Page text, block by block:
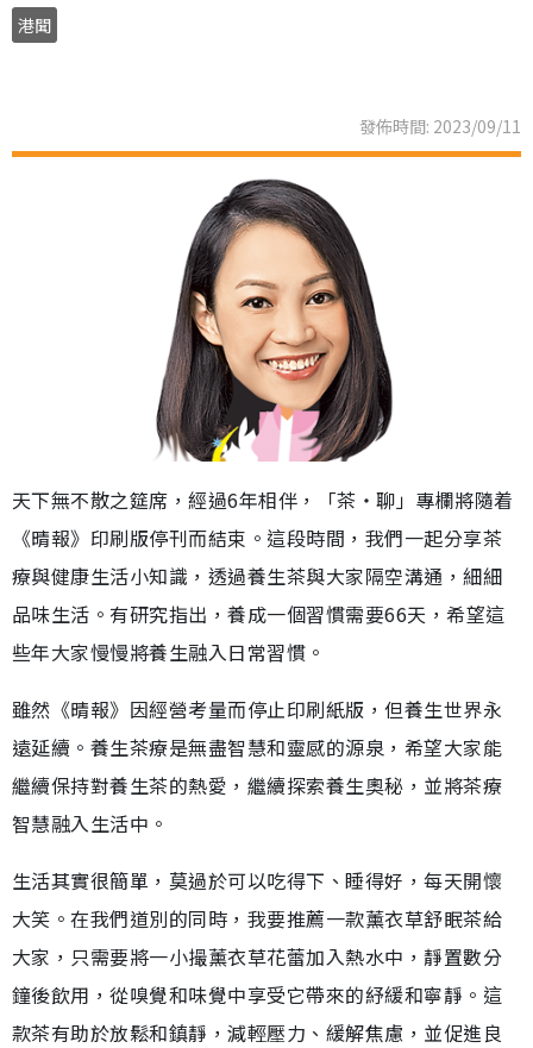
港聞
發佈時間: 2023/09/11
天下無不散之筵席，經過6年相伴，「茶‧聊」專欄將隨着
《晴報》印刷版停刊而結束。這段時間，我們一起分享茶
療與健康生活小知識，透過養生茶與大家隔空溝通，細細
品味生活。有研究指出，養成一個習慣需要66天，希望這
些年大家慢慢將養生融入日常習慣。
雖然《晴報》因經營考量而停止印刷紙版，但養生世界永
遠延續。養生茶療是無盡智慧和靈感的源泉，希望大家能
繼續保持對養生茶的熱愛，繼續探索養生奧秘，並將茶療
智慧融入生活中。
生活其實很簡單，莫過於可以吃得下、睡得好，每天開懷
大笑。在我們道別的同時，我要推薦一款薰衣草舒眠茶給
大家，只需要將一小撮薰衣草花蕾加入熱水中，靜置數分
鐘後飲用，從嗅覺和味覺中享受它帶來的紓緩和寧靜。這
款茶有助於放鬆和鎮靜，減輕壓力、緩解焦慮，並促進良